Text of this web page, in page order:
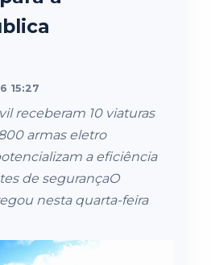
15:27
receberam 10 viaturas
armas eletro
a eficiência
de segurançaO
nesta quarta-feira